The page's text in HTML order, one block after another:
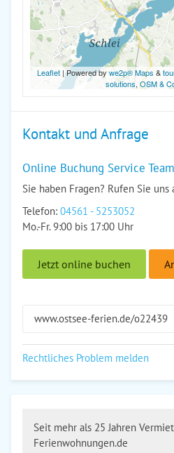
Leaflet| Powered bywe2p® Maps &
solutions, OSM &
Kontakt und Anfrage
Online Buchung Service Team
Sie haben Fragen? Rufen Sie uns
Telefon: 04561 - 5253052
Mo.-Fr. 9:00 bis 17:00 Uhr
Jetzt online buchen
www.ostsee-ferien.de/o22439
Rechtliches Problem melden
Seit mehr als 25 Jahren
Ferienwohnungen.de